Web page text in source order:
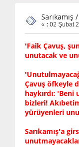
« : 02 Şubat
'Faik Çavuş,
unutacak ve
Çavuş öfkeyle
haykırdı:
bizleri!
yürüyenleri
Sarıkamış'a